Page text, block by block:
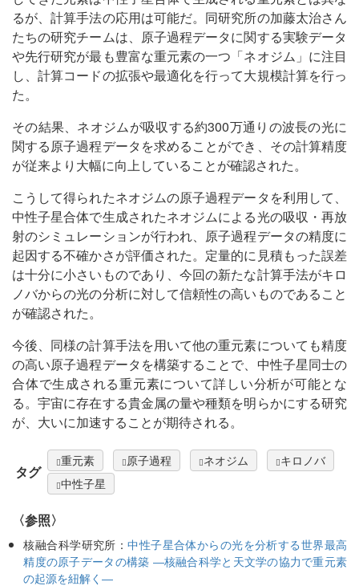
るが、計算手法の応用は可能だ。同研究所の加藤太治さん
たちの研究チームは、原子過程データに関する実験データ
や先行研究が最も豊富な重元素の一つ「ネオジム」に注目
し、計算コードの拡張や最適化を行って大規模計算を行っ
た。
その結果、ネオジムが吸収する約300万通りの波長の光に
関する原子過程データを求めることができ、その計算精度
が従来より大幅に向上していることが確認された。
こうして得られたネオジムの原子過程データを利用して、
中性子星合体で生成されたネオジムによる光の吸収・再放
射のシミュレーションが行われ、原子過程データの精度に
起因する不確かさが評価された。定量的に見積もった誤差
は十分に小さいものであり、今回の新たな計算手法がキロ
ノバからの光の分析に対して信頼性の高いものであること
が確認された。
今後、同様の計算手法を用いて他の重元素についても精度
の高い原子過程データを構築することで、中性子星同士の
合体で生成される重元素について詳しい分析が可能とな
る。宇宙に存在する貴金属の量や種類を明らかにする研究
が、大いに加速することが期待される。
タグ
重元素 原子過程 ネオジム
キロノバ
中性子星
〈参照〉
核融合科学研究所：中性子星合体からの光を分析する世界最高
精度の原子データの構築 ―核融合科学と天文学の協力で重元素
の起源を紐解く―